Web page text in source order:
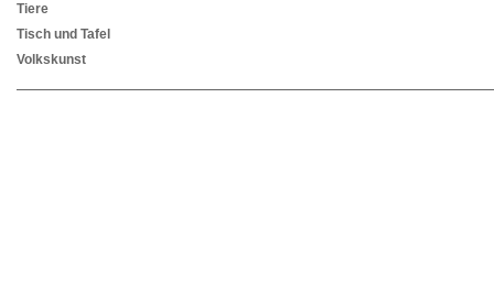
Tiere
Tisch und Tafel
Volkskunst